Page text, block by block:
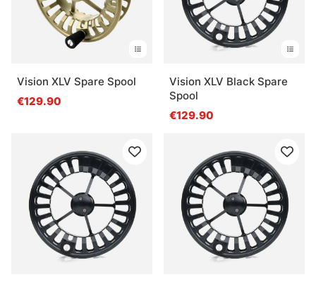
Vision XLV Spare Spool
€129.90
Vision XLV Black Spare
Spool
€129.90